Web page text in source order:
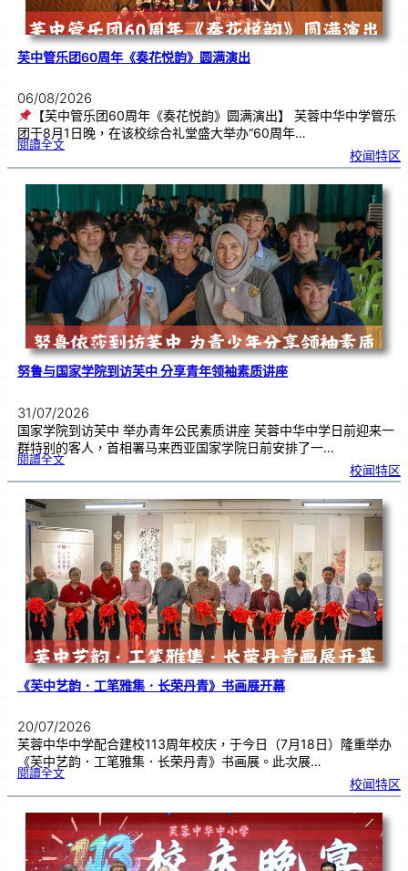
芙中管乐团60周年《奏花悦韵》圆满演出
06/08/2026
【芙中管乐团60周年《奏花悦韵》圆满演出】 芙蓉中华中学管乐
团于8月1日晚，在该校综合礼堂盛大举办“60周年…
閱讀全文:芙
乐
6
0
《
奏
花
悦
韵
》
圆
满
演
出
校闻特区
努鲁与国家学院到访芙中 分享青年领袖素质讲座
31/07/2026
国家学院到访芙中 举办青年公民素质讲座 芙蓉中华中学日前迎来一
群特别的客人，首相署马来西亚国家学院日前安排了一…
閱讀全文:努
国
学
院
到
访
中
分
享
青
年
领
袖
素
质
讲
座
校闻特区
《芙中艺韵．工笔雅集．长荣丹青》书画展开幕
20/07/2026
芙蓉中华中学配合建校113周年校庆，于今日（7月18日）隆重举办
《芙中艺韵．工笔雅集．长荣丹青》书画展。此次展…
閱讀全文:《
艺
．
工
笔
雅
集
．
长
荣
丹
青
校闻特区